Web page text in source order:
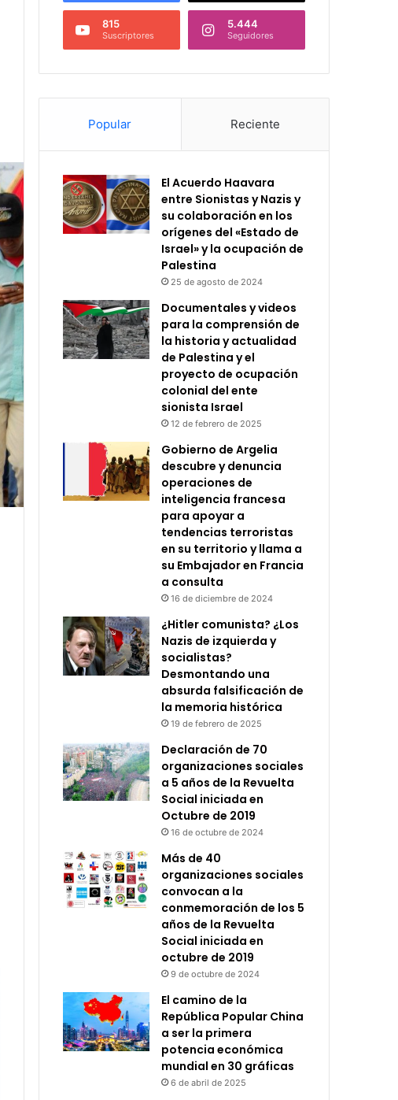
815
Suscriptores
5.444
Seguidores
Popular Reciente
El Acuerdo Haavara
entre Sionistas y Nazis y
su colaboración en los
orígenes del «Estado de
Israel» y la ocupación de
Palestina
25 de agosto de 2024
Documentales y videos
para la comprensión de
la historia y actualidad
de Palestina y el
proyecto de ocupación
colonial del ente
sionista Israel
12 de febrero de 2025
Gobierno de Argelia
descubre y denuncia
operaciones de
inteligencia francesa
para apoyar a
tendencias terroristas
en su territorio y llama a
su Embajador en Francia
a consulta
16 de diciembre de 2024
¿Hitler comunista? ¿Los
Nazis de izquierda y
socialistas?
Desmontando una
absurda falsificación de
la memoria histórica
19 de febrero de 2025
Declaración de 70
organizaciones sociales
a 5 años de la Revuelta
Social iniciada en
Octubre de 2019
16 de octubre de 2024
Más de 40
organizaciones sociales
convocan a la
conmemoración de los 5
años de la Revuelta
Social iniciada en
octubre de 2019
9 de octubre de 2024
El camino de la
República Popular China
a ser la primera
potencia económica
mundial en 30 gráficas
6 de abril de 2025